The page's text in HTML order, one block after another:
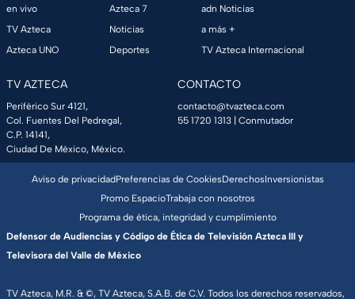
en vivo
TV Azteca
Azteca UNO
Azteca 7
Noticias
Deportes
adn Noticias
a más +
TV Azteca Internacional
TV AZTECA
Periférico Sur 4121,
Col. Fuentes Del Pedregal,
C.P. 14141,
Ciudad De México, México.
CONTACTO
contacto@tvazteca.com
55 1720 1313 | Conmutador
TV Azteca, M.R. & ©, TV Azteca, S.A.B. de C.V. Todos los derechos reservados,
Aviso de privacidadPreferencias de CookiesDerechosInversionistas
Promo EspacioTrabaja con nosotros
Programa de ética, integridad y cumplimiento
Defensor de Audiencias y Código de Ética de Televisión Azteca III y
Televisora del Valle de México